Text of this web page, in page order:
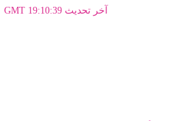
آخر تحديث GMT 19:10:39